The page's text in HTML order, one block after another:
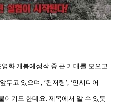
화 개봉예정작 중 큰 기대를 모으고
두고 있으며, ‘컨저링 ’, ‘인시디어
이기도 한데요. 제목에서 알 수 있듯